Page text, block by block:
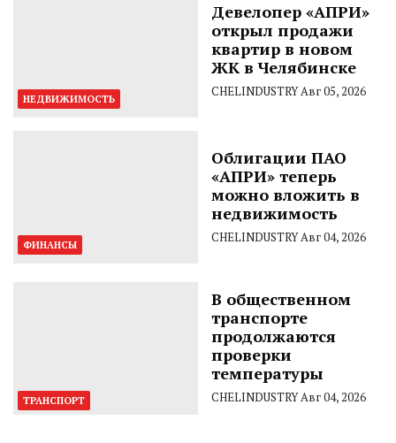
НЕДВИЖИМОСТЬ
Девелопер «АПРИ»
открыл продажи
квартир в новом
ЖК в Челябинске
CHELINDUSTRYАвг 05, 2026
ФИНАНСЫ
Облигации ПАО
«АПРИ» теперь
можно вложить в
недвижимость
CHELINDUSTRYАвг 04, 2026
ТРАНСПОРТ
В общественном
транспорте
продолжаются
проверки
температуры
CHELINDUSTRYАвг 04, 2026